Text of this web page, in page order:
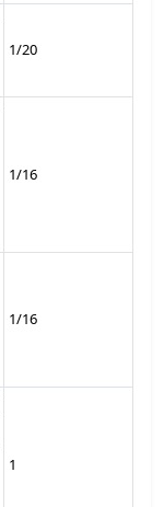
1/20
1/16
1/16
1